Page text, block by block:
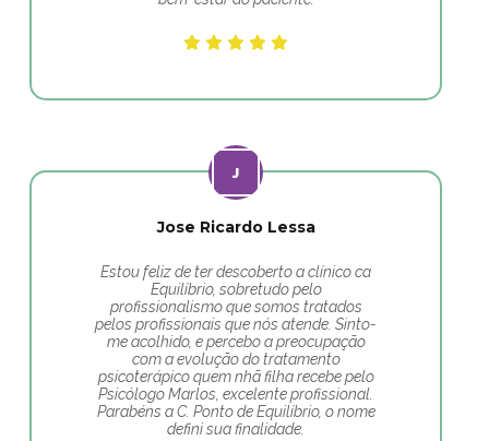
Jose Ricardo Lessa
Estou feliz de ter descoberto a clínico ca
Equilíbrio, sobretudo pelo
profissionalismo que somos tratados
pelos profissionais que nós atende. Sinto-
me acolhido, e percebo a preocupação
com a evolução do tratamento
psicoterápico quem nhã filha recebe pelo
Psicólogo Marlos, excelente profissional.
Parabéns a C. Ponto de Equilíbrio, o nome
defini sua finalidade.